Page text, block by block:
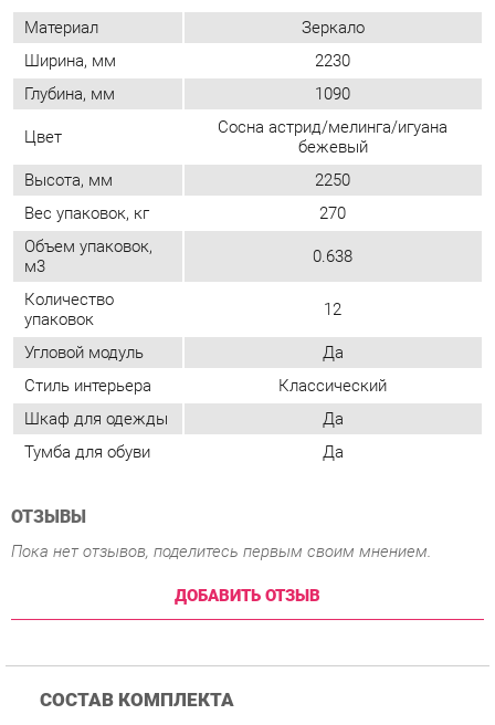
Высота, мм
2250
Вес упаковок, кг
270
Объем упаковок,
м3
0.638
Количество
12
Угловой модуль
Да
Стиль интерьера
Классический
Шкаф для одежды
Да
Тумба для обуви
Да
ОТЗЫВЫ
Пока нет отзывов, поделитесь первым своим мнением.
СОСТАВ КОМПЛЕКТА